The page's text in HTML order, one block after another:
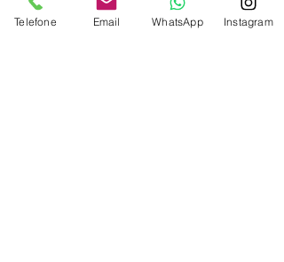
com foco na agilidade e o menor custo
Telefone Email WhatsApp Instagram